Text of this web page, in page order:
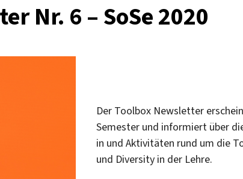
Nr. 6 – SoSe 2020
Der Toolbox Newsletter
Semester und informiert über
in und Aktivitäten rund um die
und Diversity in der Lehre.